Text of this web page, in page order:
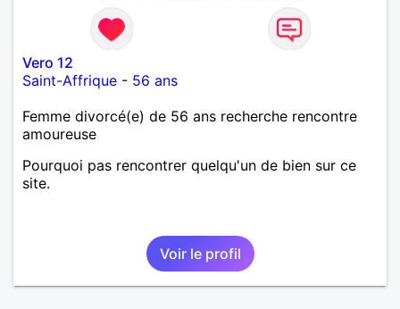
Vero 12
Saint-Affrique - 56 ans
Femme divorcé(e) de 56 ans recherche rencontre
amoureuse
Pourquoi pas rencontrer quelqu'un de bien sur ce
site.
Voir le profil